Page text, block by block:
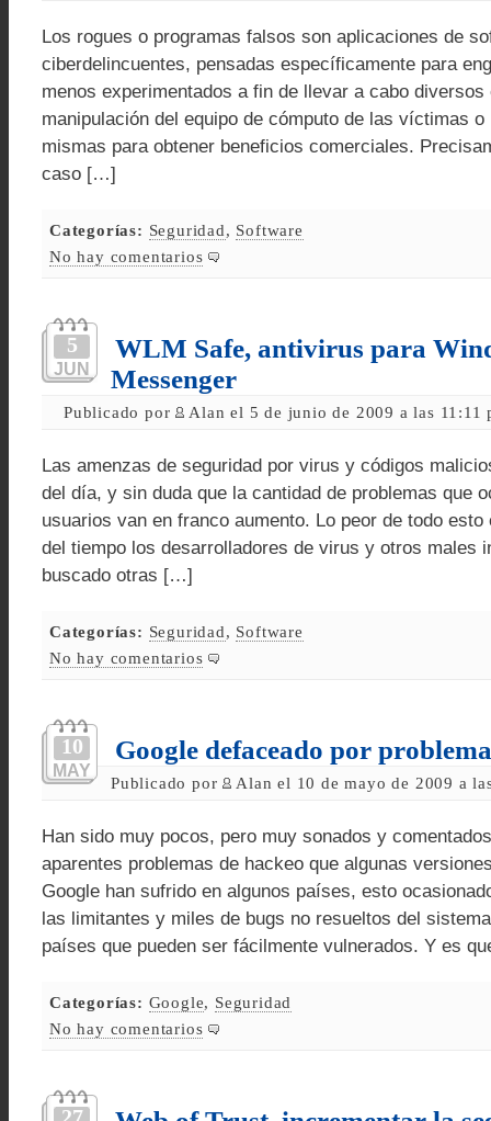
Los rogues o programas falsos son aplicaciones de
ciberdelincuentes, pensadas específicamente para
menos experimentados a fin de llevar a cabo
manipulación del equipo de cómputo de las víctimas o
mismas para obtener beneficios comerciales.
caso […]
Categorías: Seguridad, Software
No hay comentarios
5
JUN
WLM Safe, antivirus para
Messenger
Publicado por Alan el 5 de junio de 2009 a las 11:11
Las amenzas de seguridad por virus y códigos
del día, y sin duda que la cantidad de problemas que
usuarios van en franco aumento. Lo peor de todo
del tiempo los desarrolladores de virus y otros males
buscado otras […]
Categorías: Seguridad, Software
No hay comentarios
10
MAY
Google defaceado por
Publicado por Alan el 10 de mayo de 2009 a
Han sido muy pocos, pero muy sonados y
aparentes problemas de hackeo que algunas
Google han sufrido en algunos países, esto
las limitantes y miles de bugs no resueltos del
países que pueden ser fácilmente vulnerados. Y es
Categorías: Google, Seguridad
No hay comentarios